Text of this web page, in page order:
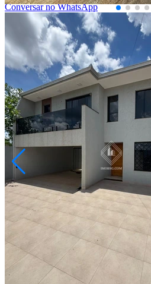
Conversar no WhatsApp
Cará-cará
R$ 750.000,00
Sobrado 100% Individual com
Ponta Grossa/PR
2073120.001
Suíte
190,00Área Privativa (m²)